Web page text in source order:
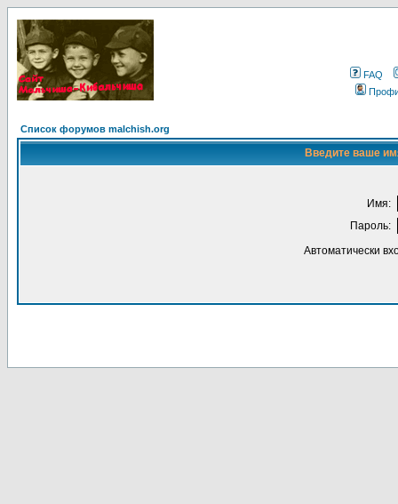
FAQ
Список форумов malchish.org
Введите ваше
Имя:
Пароль:
Автоматически